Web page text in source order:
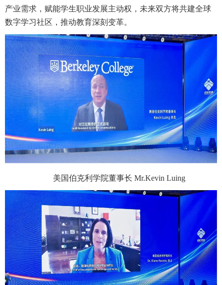
产业需求，赋能学生职业发展主动权，未来双方将共建全球
数字学习社区，推动教育深刻变革。
美国伯克利学院董事长 Mr.Kevin Luing